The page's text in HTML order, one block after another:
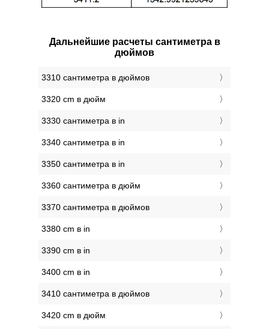
Дальнейшие расчеты сантиметра в
дюймов
3310 сантиметра в дюймов
3320 cm в дюйм
3330 сантиметра в in
3340 сантиметра в in
3350 сантиметра в in
3360 сантиметра в дюйм
3370 сантиметра в дюймов
3380 cm в in
3390 cm в in
3400 cm в in
3410 сантиметра в дюймов
3420 cm в дюйм